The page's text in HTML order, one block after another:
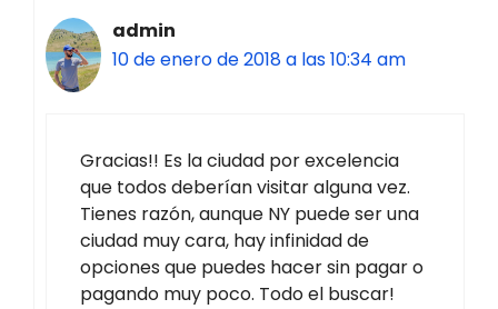
admin
10 de enero de 2018 a las 10:34 am
Gracias!! Es la ciudad por excelencia
que todos deberían visitar alguna vez.
Tienes razón, aunque NY puede ser una
ciudad muy cara, hay infinidad de
opciones que puedes hacer sin pagar o
pagando muy poco. Todo el buscar!